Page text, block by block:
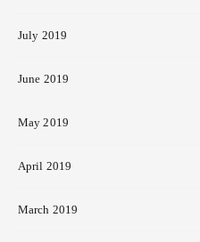
July 2019
June 2019
May 2019
April 2019
March 2019